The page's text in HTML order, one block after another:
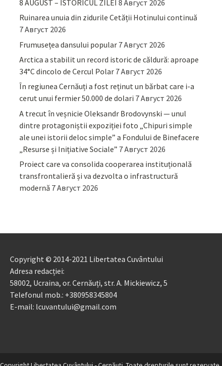
8 AUGUST – ISTORICUL ZILEI 8 Август 2026
Ruinarea unuia din zidurile Cetății Hotinului continuă
7 Август 2026
Frumusețea dansului popular 7 Август 2026
Arctica a stabilit un record istoric de căldură: aproape
34°C dincolo de Cercul Polar 7 Август 2026
În regiunea Cernăuți a fost reținut un bărbat care i-a
cerut unui fermier 50.000 de dolari 7 Август 2026
A trecut în veșnicie Oleksandr Brodovynski — unul
dintre protagoniștii expoziției foto „Chipuri simple
ale unei istorii deloc simple” a Fondului de Binefacere
„Resurse și Inițiative Sociale” 7 Август 2026
Proiect care va consolida cooperarea instituțională
transfrontalieră și va dezvolta o infrastructură
modernă 7 Август 2026
Copyright © 2014-2021 Libertatea Cuvântului
Adresa redacției:
58002, Ucraina, or. Cernăuți, str. A. Mickiewicz, 5
Telefonul mob.: +380958345804
E-mail: lcuvantului@gmail.com